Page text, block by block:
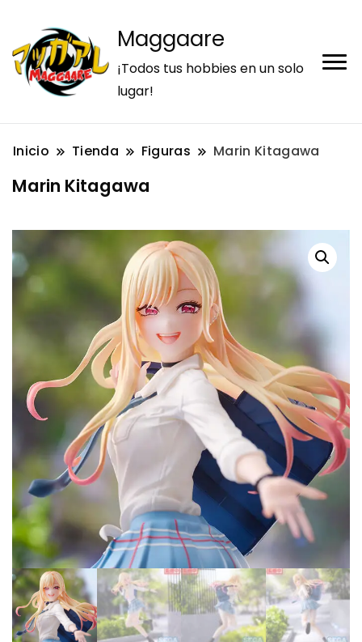
Maggaare
¡Todos tus hobbies en un solo
lugar!
Inicio Tienda Figuras Marin Kitagawa
Marin Kitagawa